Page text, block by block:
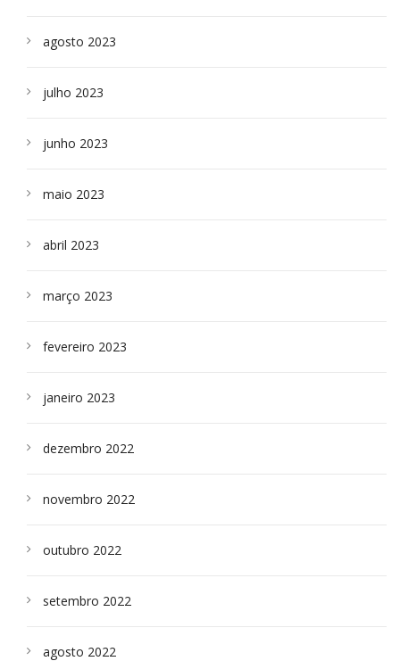
agosto 2023
julho 2023
junho 2023
maio 2023
abril 2023
março 2023
fevereiro 2023
janeiro 2023
dezembro 2022
novembro 2022
outubro 2022
setembro 2022
agosto 2022